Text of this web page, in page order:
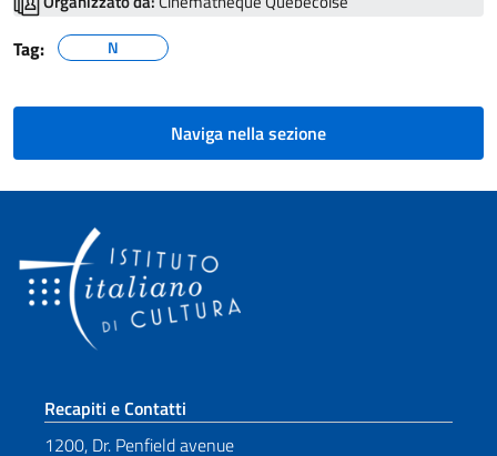
Tag: N
Naviga nella sezione
Sezione footer
Recapiti e Contatti
1200, Dr. Penfield avenue